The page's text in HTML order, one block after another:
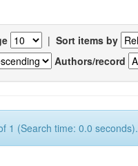
| Sort items by
Authors/record
1 (Search time: 0.0 seconds).